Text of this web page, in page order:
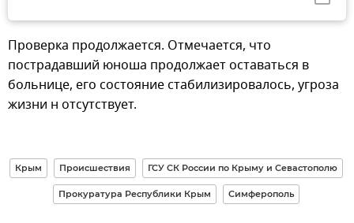
Проверка продолжается. Отмечается, что
пострадавший юноша продолжает оставаться в
больнице, его состояние стабилизировалось, угроза
жизни н отсутствует.
Крым Происшествия ГСУ СК России по Крыму и Севастополю
Прокуратура Республики Крым Симферополь